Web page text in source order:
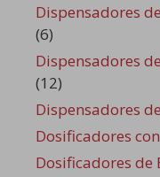
Dispensadores
(6)
Dispensadores
(12)
Dispensadores
Dosificadores
Dosificadores de